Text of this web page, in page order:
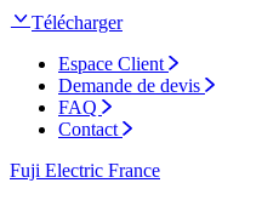
Télécharger
Espace Client
Demande de devis
FAQ
Contact
Fuji Electric France